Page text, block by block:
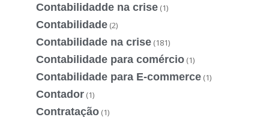
Contabilidadde na crise (1)
Contabilidade (2)
Contabilidade na crise (181)
Contabilidade para comércio (1)
Contabilidade para E-commerce (1)
Contador (1)
Contratação (1)